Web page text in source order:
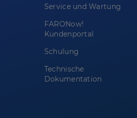
Service und Wartung
FARONow!
Kundenportal
Schulung
Technische
Dokumentation